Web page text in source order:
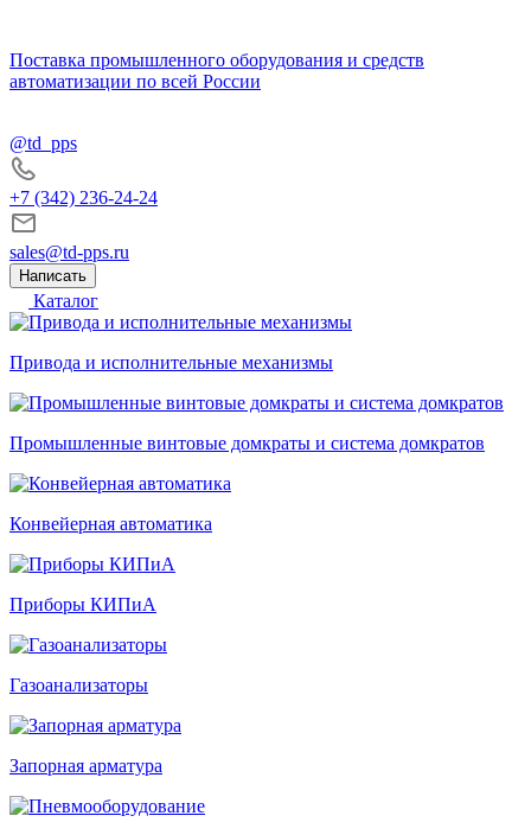
Поставка промышленного оборудования и средств
автоматизации по всей России
@td_pps
+7 (342) 236-24-24
sales@td-pps.ru
Написать
Каталог
Привода и исполнительные механизмы
Промышленные винтовые домкраты и система домкратов
Конвейерная автоматика
Приборы КИПиА
Газоанализаторы
Запорная арматура